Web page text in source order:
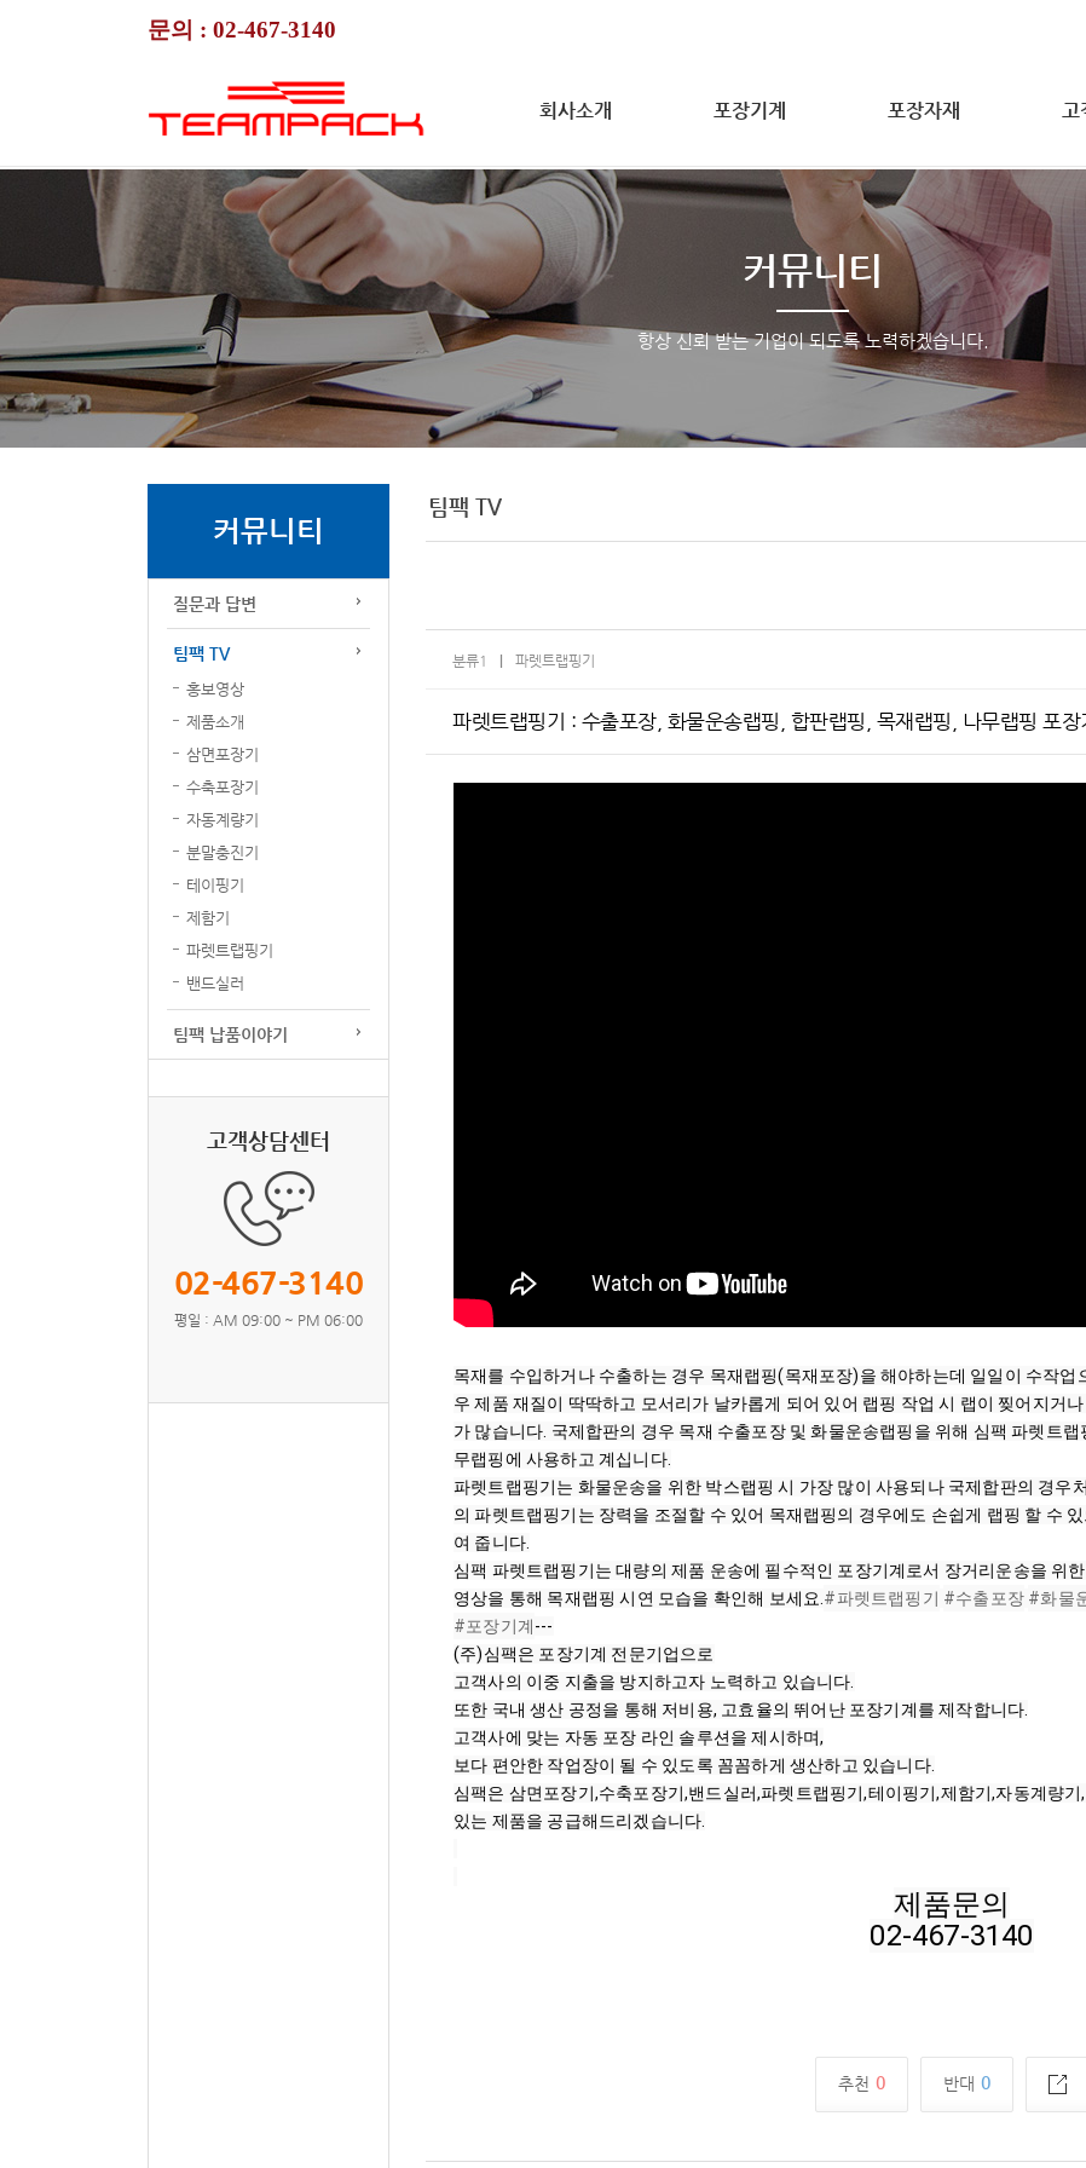
문의 : 02-467-3140
회사소개 포장기계 포장자재 고
커뮤니티
항상 신뢰 받는 기업이 되도록 노력하겠습니다.
커뮤니티
질문과 답변
팀팩 TV
홍보영상
제품소개
삼면포장기
수축포장기
자동계량기
분말충진기
테이핑기
제함기
파렛트랩핑기
밴드실러
팀팩 납품이야기
고객상담센터
02-467-3140
평일 : AM 09:00 ~ PM 06:00
팀팩 TV
분류1 파렛트랩핑기
파렛트랩핑기 : 수출포장, 화물운송랩핑, 합판랩핑, 목재랩핑, 나무랩핑 포
목재를 수입하거나 수출하는 경우 목재랩핑(목재포장)을 해야하는데 일일이 수작업
우 제품 재질이 딱딱하고 모서리가 날카롭게 되어 있어 랩핑 작업 시 랩이 찢어지거
가 많습니다. 국제합판의 경우 목재 수출포장 및 화물운송랩핑을 위해 심팩 파렛트
무랩핑에 사용하고 계십니다.
파렛트랩핑기는 화물운송을 위한 박스랩핑 시 가장 많이 사용되나 국제합판의 경우
의 파렛트랩핑기는 장력을 조절할 수 있어 목재랩핑의 경우에도 손쉽게 랩핑 할 수
여 줍니다.
심팩 파렛트랩핑기는 대량의 제품 운송에 필수적인 포장기계로서 장거리운송을 위
영상을 통해 목재랩핑 시연 모습을 확인해 보세요. #파렛트랩핑기 #수출포장 #화물
#포장기계---
(주)심팩은 포장기계 전문기업으로
고객사의 이중 지출을 방지하고자 노력하고 있습니다.
또한 국내 생산 공정을 통해 저비용, 고효율의 뛰어난 포장기계를 제작합니다.
고객사에 맞는 자동 포장 라인 솔루션을 제시하며,
보다 편안한 작업장이 될 수 있도록 꼼꼼하게 생산하고 있습니다.
심팩은 삼면포장기,수축포장기,밴드실러,파렛트랩핑기,테이핑기,제함기,자동계량
있는 제품을 공급해드리겠습니다.
제품문의
02-467-3140
추천 0 반대 0